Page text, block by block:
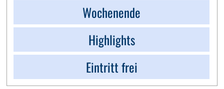
Wochenende
Highlights
Eintritt frei